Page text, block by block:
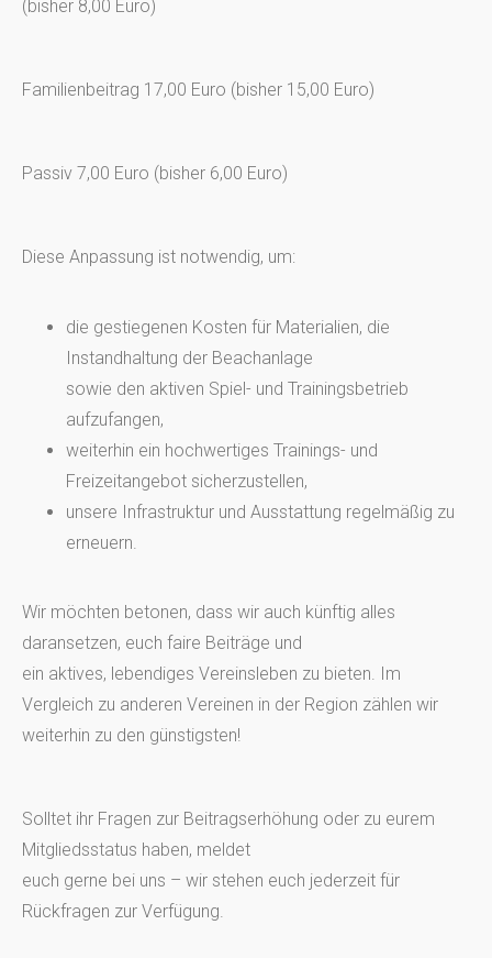
(bisher 8,00 Euro)
Familienbeitrag 17,00 Euro (bisher 15,00 Euro)
Passiv 7,00 Euro (bisher 6,00 Euro)
Diese Anpassung ist notwendig, um:
die gestiegenen Kosten für Materialien, die
Instandhaltung der Beachanlage
sowie den aktiven Spiel- und Trainingsbetrieb
aufzufangen,
weiterhin ein hochwertiges Trainings- und
Freizeitangebot sicherzustellen,
unsere Infrastruktur und Ausstattung regelmäßig zu
erneuern.
Wir möchten betonen, dass wir auch künftig alles
daransetzen, euch faire Beiträge und
ein aktives, lebendiges Vereinsleben zu bieten. Im
Vergleich zu anderen Vereinen in der Region zählen wir
weiterhin zu den günstigsten!
Solltet ihr Fragen zur Beitragserhöhung oder zu eurem
Mitgliedsstatus haben, meldet
euch gerne bei uns – wir stehen euch jederzeit für
Rückfragen zur Verfügung.